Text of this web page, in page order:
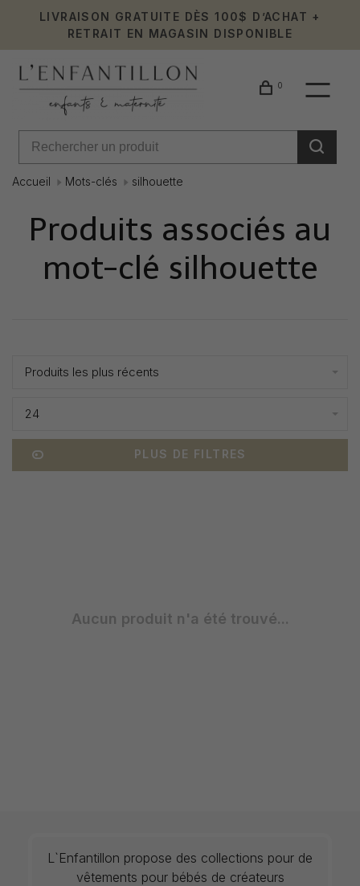
LIVRAISON GRATUITE DÈS 100$ D’ACHAT +
RETRAIT EN MAGASIN DISPONIBLE
0
Accueil Mots-clés silhouette
Produits associés au
mot-clé silhouette
Produits les plus récents
24
PLUS DE FILTRES
Aucun produit n'a été trouvé...
L`Enfantillon propose des collections pour de
vêtements pour bébés de créateurs